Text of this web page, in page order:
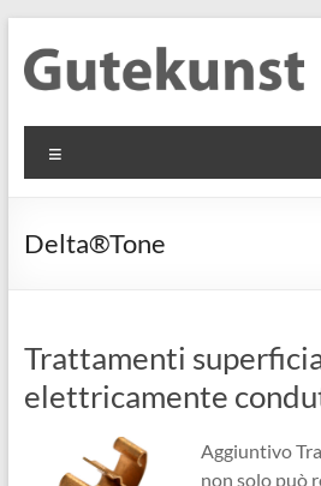
contenuto
Gutekunst
Formfedern
GmbH
Informationen
Flachmaterial
Delta®Tone
Trattamenti
elettricamente
Aggiuntivo
non solo può